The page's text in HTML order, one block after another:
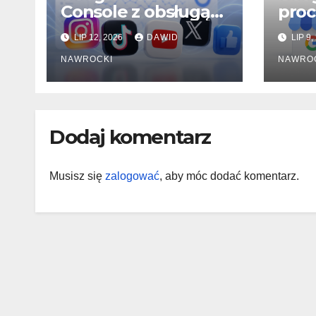
Console z obsługą
Instagrama,
TikToka, YouTube i
X. Czy właśnie
zaczyna się nowa
LIP 12, 2026 DAWID
NAWROCKI
LIP 9,
Dodaj komentarz
Musisz się zalogować, aby móc dodać komentarz.